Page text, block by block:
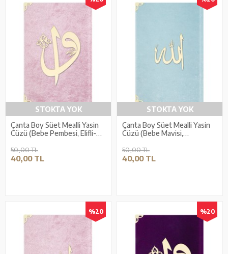
STOKTA YOK
Çanta Boy Süet Mealli Yasin
Cüzü (Bebe Pembesi, Elifli-
50,00 TL
40,00 TL
STOKTA YOK
Çanta Boy Süet Mealli Yasin
Cüzü (Bebe Mavisi,
50,00 TL
40,00 TL
%20 %20